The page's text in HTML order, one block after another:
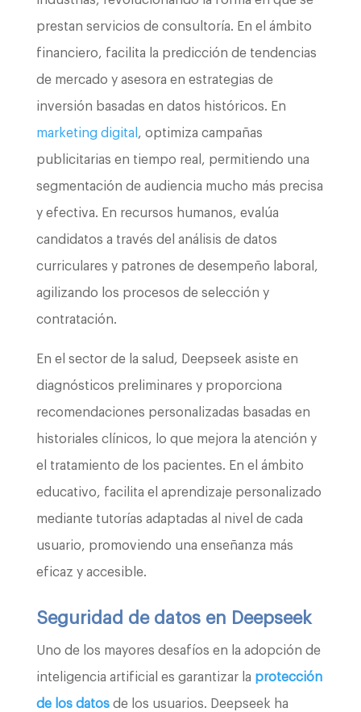
prestan servicios de consultoría. En el ámbito
financiero, facilita la predicción de tendencias
de mercado y asesora en estrategias de
inversión basadas en datos históricos. En
marketing digital , optimiza campañas
publicitarias en tiempo real, permitiendo una
segmentación de audiencia mucho más precisa
y efectiva. En recursos humanos, evalúa
candidatos a través del análisis de datos
curriculares y patrones de desempeño laboral,
agilizando los procesos de selección y
contratación.
En el sector de la salud, Deepseek asiste en
diagnósticos preliminares y proporciona
recomendaciones personalizadas basadas en
historiales clínicos, lo que mejora la atención y
el tratamiento de los pacientes. En el ámbito
educativo, facilita el aprendizaje personalizado
mediante tutorías adaptadas al nivel de cada
usuario, promoviendo una enseñanza más
eficaz y accesible.
Seguridad de datos en Deepseek
Uno de los mayores desafíos en la adopción de
inteligencia artificial es garantizar la protección
de los datosde los usuarios. Deepseek ha